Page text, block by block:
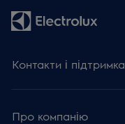
Контакти і підтримка
Про компанію